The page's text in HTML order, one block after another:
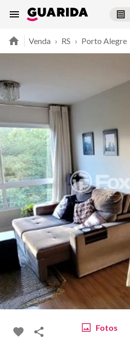
Venda › RS › Porto Alegre
Fotos